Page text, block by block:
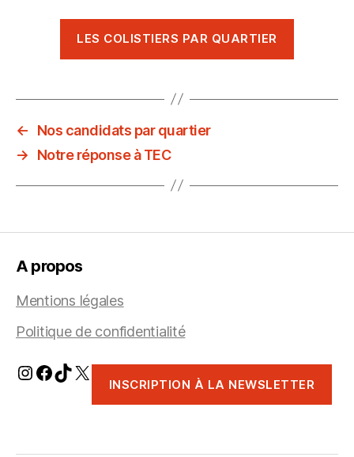
LES COLISTIERS PAR QUARTIER
←
Nos candidats par quartier
→
Notre réponse à TEC
A propos
Mentions légales
Politique de confidentialité
Instagram
Facebook
TikTok
X
INSCRIPTION À LA NEWSLETTER